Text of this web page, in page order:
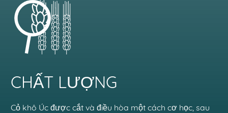
CHẤT LƯỢNG
Cỏ khô Úc được cắt và điều hòa một cách cơ học, sau